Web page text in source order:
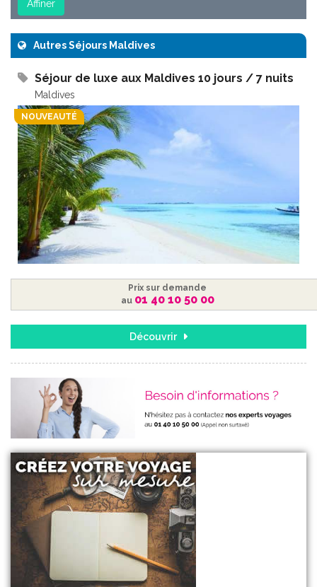
Autres Séjours Maldives
Séjour de luxe aux Maldives 10 jours / 7 nuits
Maldives
NOUVEAUTÉ
Prix sur demande
au 01 40 10 50 00
Découvrir